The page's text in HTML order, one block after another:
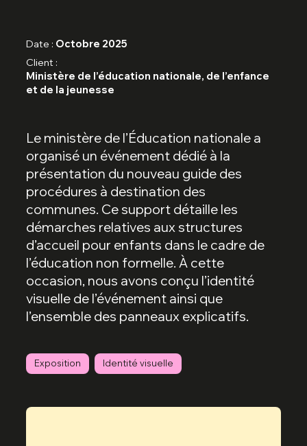
Date : Octobre 2025
Client :
Ministère de l’éducation nationale, de l’enfance
et de la jeunesse
Le ministère de l’Éducation nationale a
organisé un événement dédié à la
présentation du nouveau guide des
procédures à destination des
communes. Ce support détaille les
démarches relatives aux structures
d’accueil pour enfants dans le cadre de
l’éducation non formelle. À cette
occasion, nous avons conçu l’identité
visuelle de l’événement ainsi que
l’ensemble des panneaux explicatifs.
Exposition Identité visuelle